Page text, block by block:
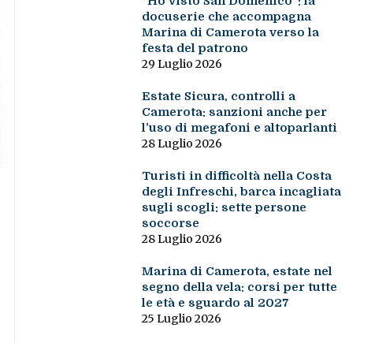
docuserie che accompagna
Marina di Camerota verso la
festa del patrono
29 Luglio 2026
Estate Sicura, controlli a
Camerota: sanzioni anche per
l’uso di megafoni e altoparlanti
28 Luglio 2026
Turisti in difficoltà nella Costa
degli Infreschi, barca incagliata
sugli scogli: sette persone
soccorse
28 Luglio 2026
Marina di Camerota, estate nel
segno della vela: corsi per tutte
le età e sguardo al 2027
25 Luglio 2026